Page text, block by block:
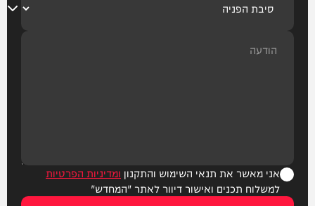
אני מאשר את תנאי השימוש והתקנון ומדיניות הפרטיות
למשלוח תכנים ואישור דיוור לאתר "המחדש"